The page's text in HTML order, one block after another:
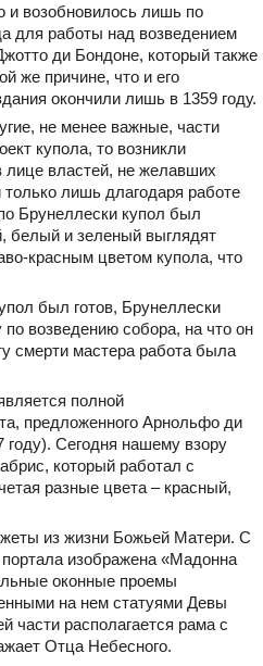
и возобновилось лишь по
для работы над возведением
ди Бондоне, который также
же причине, что и его
окончили лишь в 1359 году.
не менее важные, части
купола, то возникли
властей, не желавших
только лишь длагодаря работе
Брунеллески купол был
белый и зеленый выглядят
красным цветом купола, что
был готов, Брунеллески
возведению собора, на что он
смерти мастера работа была
полной
предложенного Арнольфо ди
году). Сегодня нашему взору
который работал с
разные цвета – красный,
из жизни Божьей Матери. С
изображена «Мадонна
оконные проемы
на нем статуями Девы
части располагается рама с
Отца Небесного.